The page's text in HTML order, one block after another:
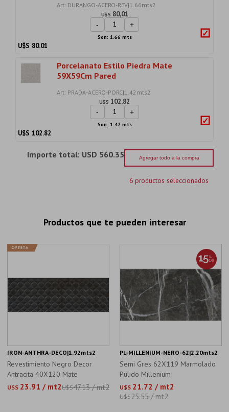
Art: DURANGO-ACERO-REV|1.66mts2
U$S 80,01
- +
Son: 1.66 mts
U$S 80.01
Porcelanato Estilo Piedra Mate
59X59Cm Pared
Art: PRADA-ACERO-PORC|1.42mts2
U$S 102,82
- +
Son: 1.42 mts
U$S 102.82
Importe total: USD 560.35 Agregar todo a la compra
6 productos seleccionados
Productos que te pueden interesar
Revestimiento Negro Decor
Antracita 40X120 Mate
Rectificado
U$S 23.91 / mt2U$S47.13 / mt2
IRON-ANTHRA-DECO|1.92mts2
Semi Gres 62X119 Marmolado
Pulido Millenium
U$S 21.72 / mt2
U$S25.55 / mt2
PL-MILLENIUM-NERO-62|2.20mts2